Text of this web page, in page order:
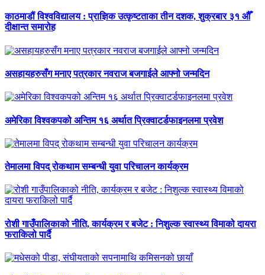
काठमाडौं विश्वविद्यालय : प्राज्ञिक उत्कृष्टताका तीन दशक, शुक्रबार ३१ औँ
दीक्षान्त समारोह
असहायहरुसँग मनाए पत्रकार नवराज बजगाईले आफ्नो जन्मदिन
अमेरिका विश्वकपको अन्तिम १६ अर्थात प्रिक्वाटर्डफाइनलमा प्रवेश
तेमालमा विपद् रोकथाम सम्बन्धी युवा परिचालन कार्यक्रम
रोशी गाउँपालिकाको नीति, कार्यक्रम र बजेट : निशुल्क स्वास्थ्य विमाको दायरा
फराकिलो पार्दै